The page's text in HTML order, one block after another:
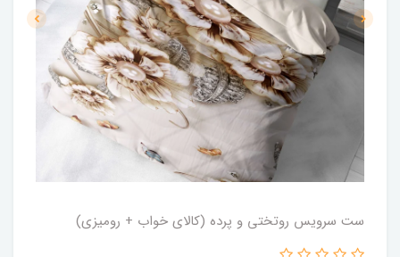
ست سرویس روتختی و پرده (کالای خواب + رومیزی)